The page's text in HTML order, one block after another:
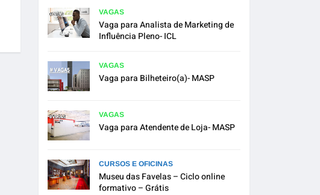
VAGAS
Vaga para Analista de Marketing de
Influência Pleno- ICL
VAGAS
Vaga para Bilheteiro(a)- MASP
VAGAS
Vaga para Atendente de Loja- MASP
CURSOS E OFICINAS
Museu das Favelas – Ciclo online
formativo – Grátis